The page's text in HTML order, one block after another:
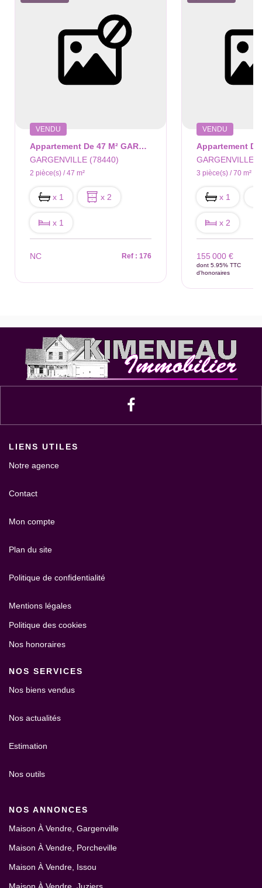
VENDU
Appartement De 47 M² GARGENVILLE
GARGENVILLE (78440)
2 pièce(s) / 47 m²
x 1 x 2
x 1
NC Ref : 176
VENDU
GARGENVILLE
3 pièce(s) / 70 m²
x 1
x 2
155 000 €
dont 5.95% TTC
d'honoraires
LIENS UTILES
Notre agence
Contact
Mon compte
Plan du site
Politique de confidentialité
Mentions légales
Politique des cookies
Nos honoraires
NOS SERVICES
Nos biens vendus
Nos actualités
Estimation
Nos outils
NOS ANNONCES
Maison À Vendre, Gargenville
Maison À Vendre, Porcheville
Maison À Vendre, Issou